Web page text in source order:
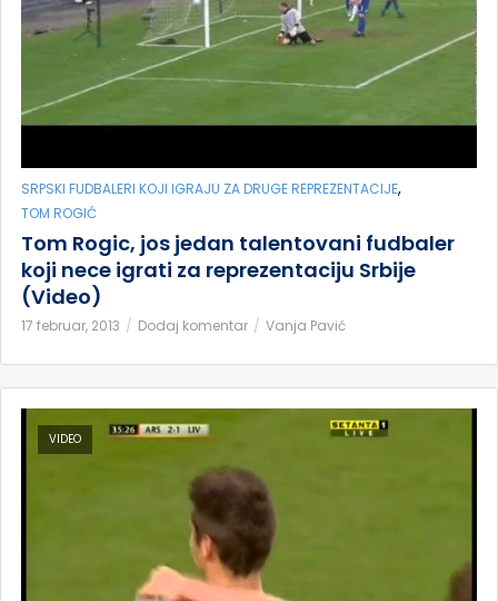
SRPSKI FUDBALERI KOJI IGRAJU ZA DRUGE REPREZENTACIJE,
TOM ROGIĆ
Tom Rogic, jos jedan talentovani fudbaler
koji nece igrati za reprezentaciju Srbije
(Video)
17 februar, 2013 Dodaj komentar Vanja Pavić
VIDEO